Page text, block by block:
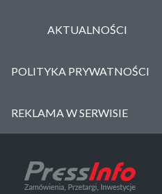
AKTUALNOŚCI
POLITYKA PRYWATNOŚCI
REKLAMA W SERWISIE